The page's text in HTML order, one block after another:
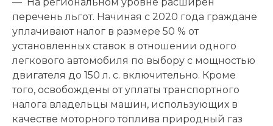
перечень льгот. Начиная с 2020 года граждане
уплачивают налог в размере 50 % от
установленных ставок в отношении одного
легкового автомобиля по выбору с мощностью
двигателя до 150 л. с. включительно. Кроме
того, освобождены от уплаты транспортного
налога владельцы машин, использующих в
качестве моторного топлива природный газ